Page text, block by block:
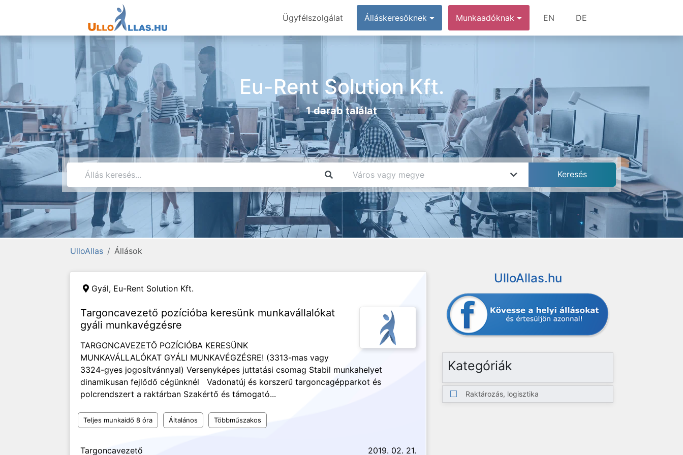
Ügyfélszolgálat Álláskeresőknek Munkaadóknak EN DE
Eu-Rent Solution Kft.
1 darab találat
UlloAllas Állások
Gyál, Eu-Rent Solution Kft.
Targoncavezető pozícióba keresünk munkavállalókat
gyáli munkavégzésre
TARGONCAVEZETŐ POZÍCIÓBA KERESÜNK
MUNKAVÁLLALÓKAT GYÁLI MUNKAVÉGZÉSRE! (3313-mas vagy
3324-gyes jogosítvánnyal) Versenyképes juttatási csomag Stabil munkahelyet
dinamikusan fejlődő cégünknél Vadonatúj és korszerű targoncagépparkot és
polcrendszert a raktárban Szakértő és támogató...
Teljes munkaidő 8 óra Általános Többműszakos
Targoncavezető 2019. 02. 21.
UlloAllas.hu
Kategóriák
Raktározás, logisztika